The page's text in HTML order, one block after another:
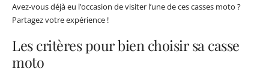
Avez-vous déjà eu l’occasion de visiter l’une de ces casses moto ?
Partagez votre expérience !
Les critères pour bien choisir sa casse
moto